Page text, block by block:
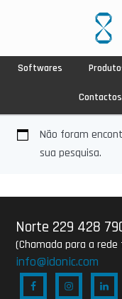
Softwares
Contactos
Não foram
sua pesquisa.
Norte 229 428
(Chamada para a rede
info@idonic.com